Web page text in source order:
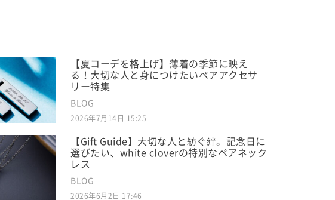
【夏コーデを格上げ】薄着の季節に映え
る！大切な人と身につけたいペアアクセサ
リー特集
BLOG
2026年7月14日 15:25
【Gift Guide】大切な人と紡ぐ絆。記念日に
選びたい、white cloverの特別なペアネック
レス
BLOG
2026年6月2日 17:46